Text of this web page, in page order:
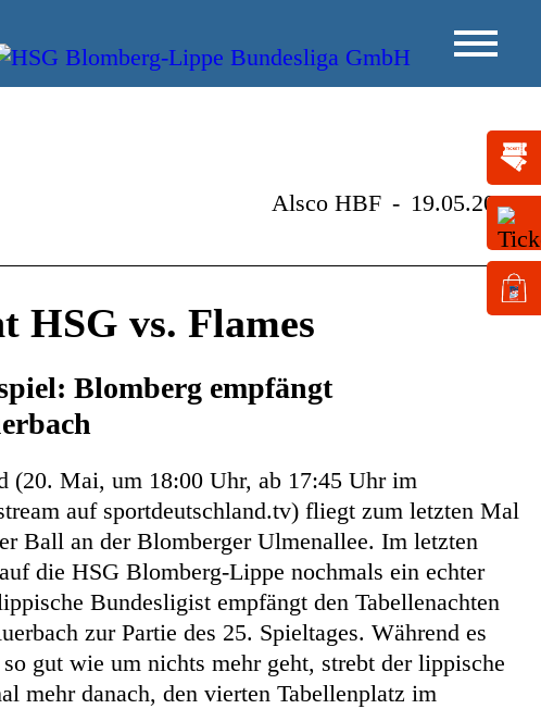
Alsco HBF - 19.05.2023
HSG vs. Flames
Blomberg empfängt
(20. Mai, um 18:00 Uhr, ab 17:45 Uhr im
auf sportdeutschland.tv) fliegt zum letzten Mal
Ball an der Blomberger Ulmenallee. Im letzten
die HSG Blomberg-Lippe nochmals ein echter
Bundesligist empfängt den Tabellenachten
zur Partie des 25. Spieltages. Während es
gut wie um nichts mehr geht, strebt der lippische
mehr danach, den vierten Tabellenplatz im